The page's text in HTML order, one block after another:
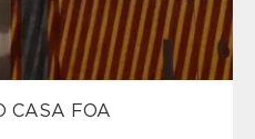
CASA FOA